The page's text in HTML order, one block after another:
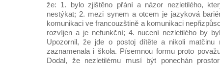
že: 1. bylo zjištěno přání a názor nezletilého,
nestýkat; 2. mezi synem a otcem je jazyková
komunikaci ve francouzštině a komunikaci
rozvíjen a je nefunkční; 4. nucení nezletilého by
Upozornil, že jde o postoj dítěte a nikoli matčinu
zaznamenala i škola. Písemnou formu proto
Dodal, že nezletilému musí být ponechán